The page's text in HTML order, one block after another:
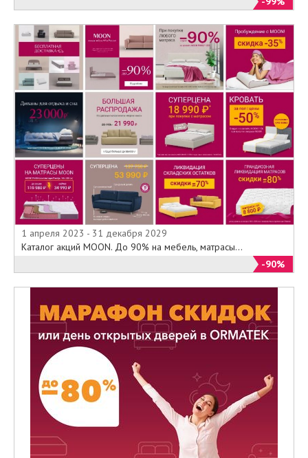
1 апреля 2023 - 31 декабря 2029
Каталог акций MOON. До 90% на мебель, матрасы...
-90%